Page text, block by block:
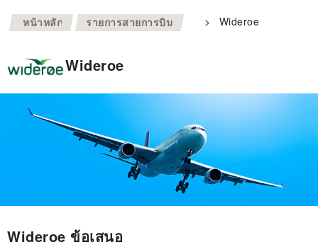
หน้าหลัก >
รายการสายการบิน > Wideroe
Wideroe
Wideroe ข้อเสนอ